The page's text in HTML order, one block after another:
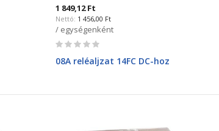
1 849,12 Ft
1 456,00 Ft
/ egységenként
Rating:
08A reléaljzat 14FC DC-hoz